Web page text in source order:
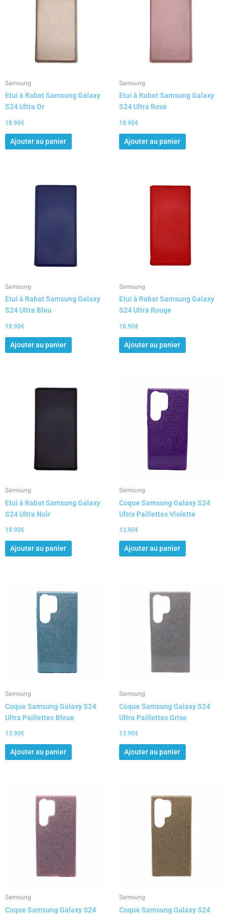
Samsung
Etui à Rabat Samsung Galaxy
S24 Ultra Or
18.90€
Ajouter au panier
Samsung
Etui à Rabat Samsung Galaxy
S24 Ultra Rose
18.90€
Ajouter au panier
Samsung
Etui à Rabat Samsung Galaxy
S24 Ultra Bleu
18.90€
Ajouter au panier
Samsung
Etui à Rabat Samsung Galaxy
S24 Ultra Rouge
18.90€
Ajouter au panier
Samsung
Etui à Rabat Samsung Galaxy
S24 Ultra Noir
18.90€
Ajouter au panier
Samsung
Coque Samsung Galaxy S24
Ultra Paillettes Violette
13.90€
Ajouter au panier
Samsung
Coque Samsung Galaxy S24
Ultra Paillettes Bleue
13.90€
Ajouter au panier
Samsung
Coque Samsung Galaxy S24
Ultra Paillettes Grise
13.90€
Ajouter au panier
Samsung
Coque Samsung Galaxy S24
Samsung
Coque Samsung Galaxy S24